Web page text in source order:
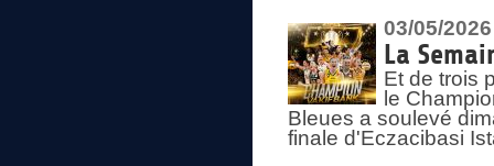
03/05/2026
La
Et de trois
le
Bleues a soulevé
finale d'Eczacibasi